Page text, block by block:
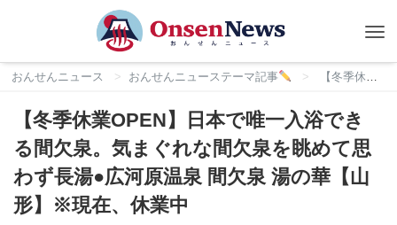
おんせんニュース おんせんニューステーマ記事 【冬季休業OPEN】日本で唯一入浴できる間欠泉。気まぐれな間欠泉を眺めて思わず長湯●広河原温泉 間欠泉 湯の華【山形】※現在、休業中
【冬季休業OPEN】日本で唯一入浴でき
る間欠泉。気まぐれな間欠泉を眺めて思
わず長湯●広河原温泉 間欠泉 湯の華【山
形】※現在、休業中